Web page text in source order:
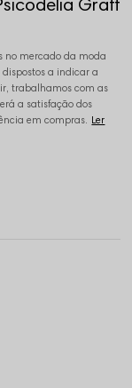
Graff
no mercado da moda
dispostos a indicar a
trabalhamos com as
a satisfação dos
em compras. Ler